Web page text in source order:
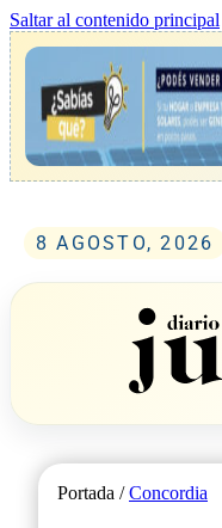
Saltar al contenido principal
8 AGOSTO, 2026
Portada /Concordia